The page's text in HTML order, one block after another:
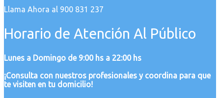
Llama Ahora al 900 831 237
Horario de Atención Al Público
Lunes a Domingo de 9:00 hs a 22:00 hs
¡Consulta con nuestros profesionales y coordina para que
te visiten en tu domicilio!